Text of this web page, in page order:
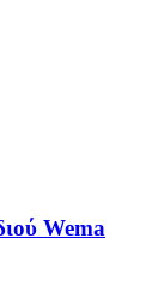
Wema